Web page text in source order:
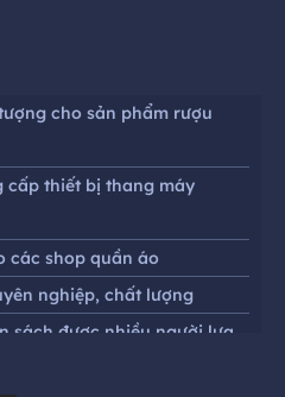
cho sản phẩm rượu
cấp thiết bị thang máy
các shop quần áo
nghiệp, chất lượng
sách được nhiều người lựa